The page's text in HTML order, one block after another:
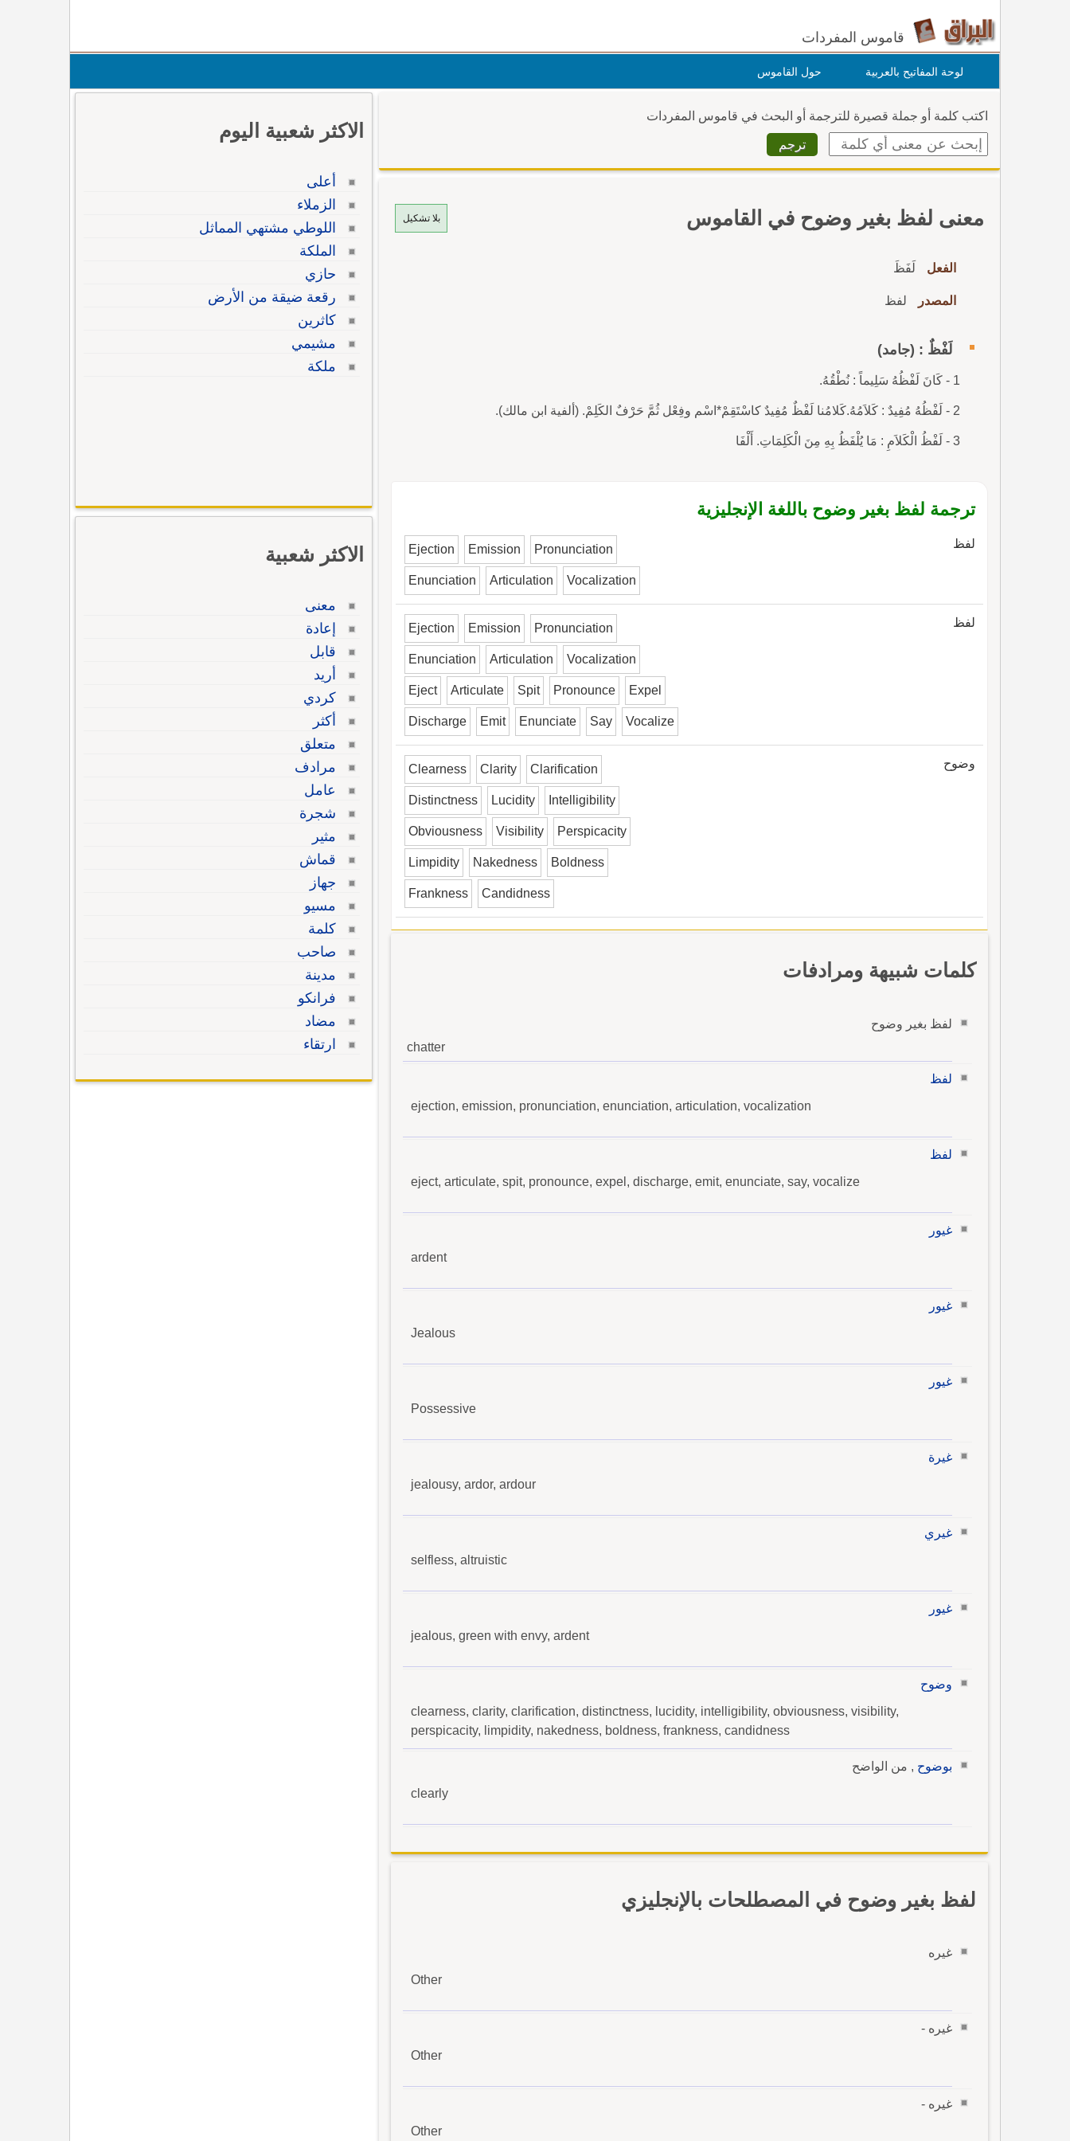
قاموس المفردات
لوحة المفاتيح بالعربية حول القاموس
اكتب كلمة أو جملة قصيرة للترجمة أو البحث في قاموس المفردات
بلا تشكيل معنى لفظ بغير وضوح في القاموس
الفعل لَفَظَ
المصدر لفظ
لَفْظٌ : (جامد)
1 - كَانَ لَفْظُهُ سَلِيماً : نُطْقُهُ.
2 - لَفْظُهُ مُفِيدٌ : كَلاَمُهُ.كَلامُنا لَفْظٌ مُفِيدٌ كاسْتَقِمْ*اسْم وفِعْل ثُمَّ حَرْفٌ الكَلِمْ. (ألفية ابن مالك).
3 - لَفْظُ الْكَلاَمِ : مَا يُلْفَظُ بِهِ مِنَ الْكَلِمَاتِ. أَلْفَا
ترجمة لفظ بغير وضوح باللغة الإنجليزية
لفظ Ejection Emission Pronunciation
Enunciation Articulation Vocalization
لفظ Ejection Emission Pronunciation
Enunciation Articulation Vocalization
Eject Articulate Spit Pronounce Expel
Discharge Emit Enunciate Say Vocalize
وضوح Clearness Clarity Clarification
Distinctness Lucidity Intelligibility
Obviousness Visibility Perspicacity
Limpidity Nakedness Boldness
Frankness Candidness
كلمات شبيهة ومرادفات
لفظ بغير وضوح
chatter
لفظ
ejection, emission, pronunciation, enunciation, articulation, vocalization
لفظ
eject, articulate, spit, pronounce, expel, discharge, emit, enunciate, say, vocalize
غيور
ardent
غيور
Jealous
غيور
Possessive
غيرة
jealousy, ardor, ardour
غيري
selfless, altruistic
غيور
jealous, green with envy, ardent
وضوح
clearness, clarity, clarification, distinctness, lucidity, intelligibility, obviousness, visibility,
perspicacity, limpidity, nakedness, boldness, frankness, candidness
بوضوح , من الواضح
clearly
لفظ بغير وضوح في المصطلحات بالإنجليزي
غيره
Other
غيره -
Other
غيره -
Other
الاكثر شعبية اليوم
أعلى
الزملاء
اللوطي مشتهي المماثل
الملكة
حازي
رقعة ضيقة من الأرض
كاثرين
مشيمي
ملكة
الاكثر شعبية
معنى
إعادة
قابل
أريد
كردي
أكثر
متعلق
مرادف
عامل
شجرة
مثير
قماش
جهاز
مسيو
كلمة
صاحب
مدينة
فرانكو
مضاد
ارتقاء